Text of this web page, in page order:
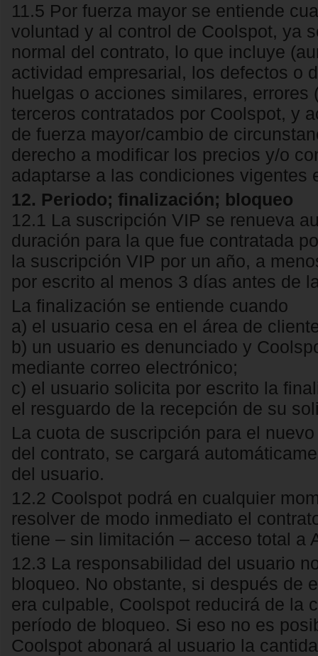
11.5 Por fuerza mayor se entiende
voluntad y al control de Coolspot, ya
normal del contrato, lo que incluye
actividad empresarial, los defectos o
huelgas o acciones similares,
terceros contratados por Coolspot, y
de fuerza mayor/cambio de
derecho a modificar los precios y/o
adaptarse a las condiciones vigentes
12. Periodo; finalización; bloqueo
12.1 La suscripción VIP se renueva
duración para la que fue contratada
la suscripción VIP por un año, a
por escrito al menos 3 días antes de
La finalización se entiende cuando
a) el usuario cesa en el área de
b) un usuario es denunciado y
mediante correo electrónico;
c) el usuario solicita por escrito la
el resguardo de la recepción de su
La cuota de suscripción para el
del contrato, se cargará
del usuario.
12.2 Coolspot podrá en cualquier
resolver de modo inmediato el
tiene – sin limitación – acceso total a
12.3 La responsabilidad del usuario
bloqueo. No obstante, si después de
era culpable, Coolspot reducirá de la
período de bloqueo. Si eso no es
Coolspot abonará al usuario la